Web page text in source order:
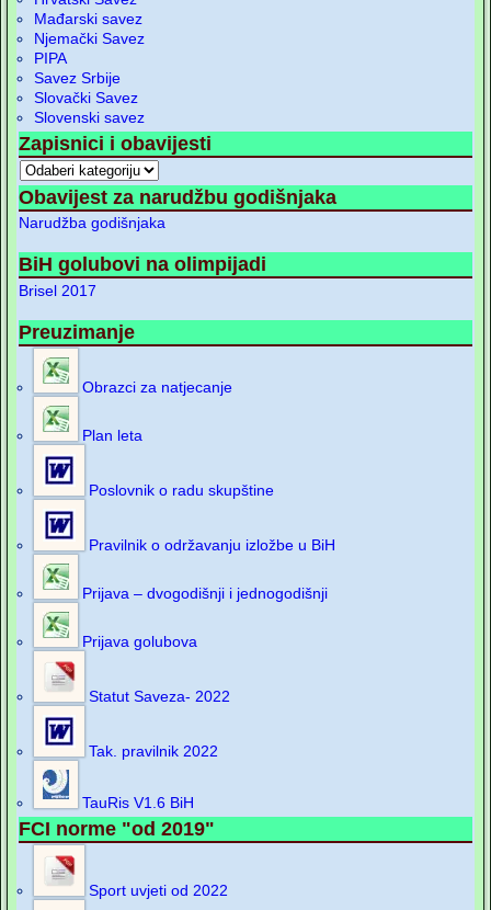
Mađarski savez
Njemački Savez
PIPA
Savez Srbije
Slovački Savez
Slovenski savez
Zapisnici i obavijesti
Obavijest za narudžbu godišnjaka
Narudžba godišnjaka
BiH golubovi na olimpijadi
Brisel 2017
Preuzimanje
Obrazci za natjecanje
Plan leta
Poslovnik o radu skupštine
Pravilnik o održavanju izložbe u BiH
Prijava – dvogodišnji i jednogodišnji
Prijava golubova
Statut Saveza- 2022
Tak. pravilnik 2022
TauRis V1.6 BiH
FCI norme "od 2019"
Sport uvjeti od 2022